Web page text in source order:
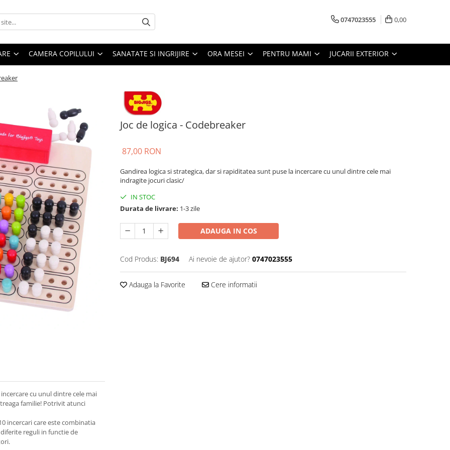
0747023555 0,00
CAMERA COPILULUI SANATATE SI INGRIJIRE ORA MESEI PENTRU MAMI JUCARII EXTERIOR
Joc de logica - Codebreaker
87,00 RON
Gandirea logica si strategica, dar si rapiditatea sunt puse la incercare cu unul dintre cele mai
indragite jocuri clasic/
IN STOC
Durata de livrare: 1-3 zile
ADAUGA IN COS
Cod Produs: BJ694 Ai nevoie de ajutor? 0747023555
Adauga la Favorite Cere informatii
cu unul dintre cele mai
familie! Potrivit atunci
incercari care este combinatia
reguli in functie de